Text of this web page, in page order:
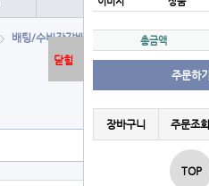
배팅/수비장갑배팅장갑 MIZUNO
총금액
주문하기
장바구니 주문조회
TOP
닫힘